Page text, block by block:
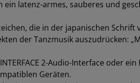
latenz-armes, sauberes und
die in der japanischen
der Tanzmusik auszudrücken:
2-Audio-Interface oder
Geräten.